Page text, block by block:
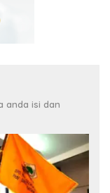
anda isi dan